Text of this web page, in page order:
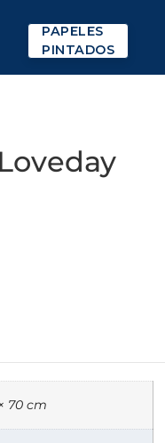
PAPELES
PINTADOS
70 cm